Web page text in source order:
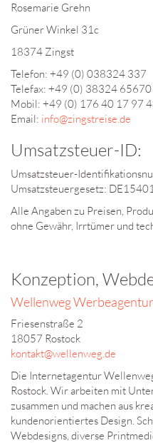
Rosemarie Grehn
Grüner Winkel 31c
18374 Zingst
Telefon: +49 (0) 038324 337
Telefax: +49 (0) 38324 65670
Mobil: +49 (0) 176 40 17 97
Email: info@zingstreise.de
Umsatzsteuer-ID:
Umsatzsteuer-
Umsatzsteuergesetz:
Alle Angaben zu Preisen,
ohne Gewähr, Irrtümer und
Konzeption,
Wellenweg Werbeagentur
Friesenstraße 2
18057 Rostock
kontakt@wellenweg.de
Die Internetagentur
Rostock. Wir arbeiten mit
zusammen und machen aus
kundenorientiertes Design.
Webdesigns, diverse